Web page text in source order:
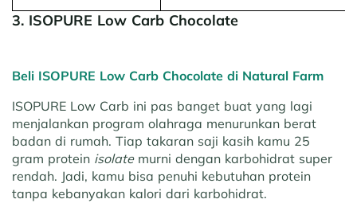
3. ISOPURE Low Carb Chocolate
Beli ISOPURE Low Carb Chocolate di Natural Farm
ISOPURE Low Carb ini pas banget buat yang lagi
menjalankan program olahraga menurunkan berat
badan di rumah. Tiap takaran saji kasih kamu 25
gram protein isolatemurni dengan karbohidrat super
rendah. Jadi, kamu bisa penuhi kebutuhan protein
tanpa kebanyakan kalori dari karbohidrat.